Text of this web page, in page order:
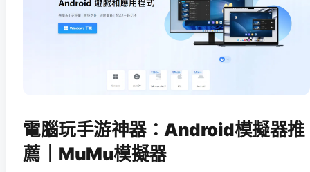
電腦玩手游神器：Android模擬器推
薦｜MuMu模擬器